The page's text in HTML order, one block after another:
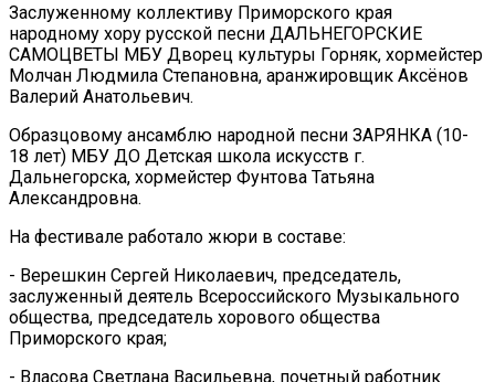
Заслуженному коллективу Приморского края
народному хору русской песни ДАЛЬНЕГОРСКИЕ
САМОЦВЕТЫ МБУ Дворец культуры Горняк, хормейстер
Молчан Людмила Степановна, аранжировщик Аксёнов
Валерий Анатольевич.
Образцовому ансамблю народной песни ЗАРЯНКА (10-
18 лет) МБУ ДО Детская школа искусств г.
Дальнегорска, хормейстер Фунтова Татьяна
Александровна.
На фестивале работало жюри в составе:
- Верешкин Сергей Николаевич, председатель,
заслуженный деятель Всероссийского Музыкального
общества, председатель хорового общества
Приморского края;
- Власова Светлана Васильевна, почетный работник